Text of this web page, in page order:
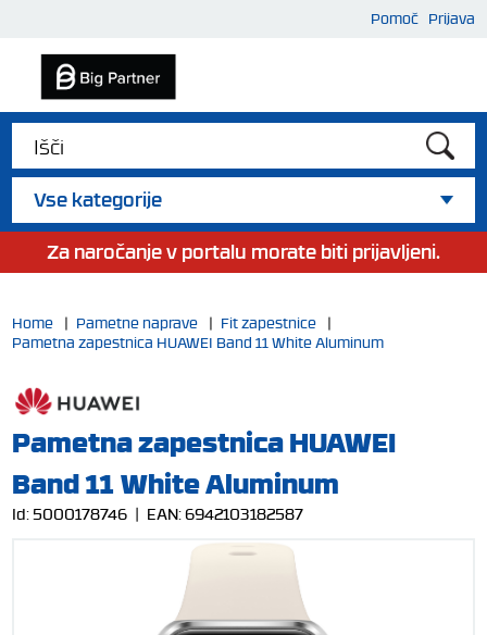
Pomoč Prijava
Vse kategorije
Za naročanje v portalu morate biti prijavljeni.
Home | Pametne naprave | Fit zapestnice
|
Pametna zapestnica HUAWEI Band 11 White Aluminum
Pametna zapestnica HUAWEI
Band 11 White Aluminum
Id:5000178746 | EAN:6942103182587